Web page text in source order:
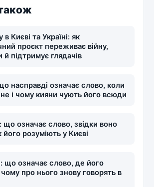
Києві та Україні: як
проєкт переживає війну,
й підтримує глядачів
насправді означає слово, коли
і чому кияни чують його всюди
означає слово, звідки воно
його розуміють у Києві
що означає слово, де його
про нього знову говорять в